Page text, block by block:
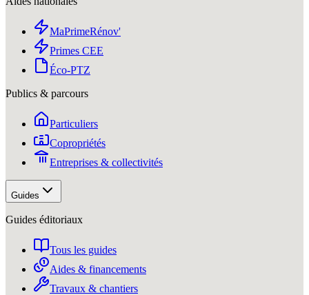
MaPrimeRénov'
Primes CEE
Éco-PTZ
Publics & parcours
Particuliers
Copropriétés
Entreprises & collectivités
Guides
Guides éditoriaux
Tous les guides
Aides & financements
Travaux & chantiers